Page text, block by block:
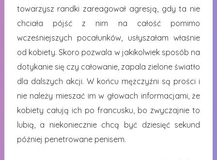
towarzysz randki zareagował agresją, gdy ta nie
chciała pójść z nim na całość pomimo
wcześniejszych pocałunków, usłyszałam właśnie
od kobiety. Skoro pozwala w jakikolwiek sposób na
dotykanie się czy całowanie, zapala zielone światło
dla dalszych akcji. W końcu mężczyźni są prości i
nie należy mieszać im w głowach informacjami, że
kobiety całują ich po francusku, bo zwyczajnie to
lubią, a niekoniecznie chcą być dziesięć sekund
później penetrowane penisem.